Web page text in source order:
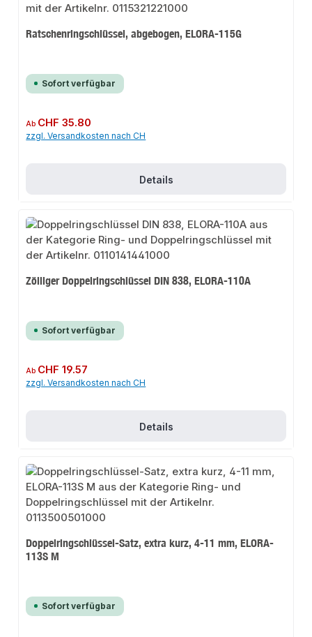
Ratschenringschlüssel, abgebogen, ELORA-115G
Sofort verfügbar
Regulärer Preis:
Ab CHF 35.80
zzgl. Versandkosten nach CH
Details
Zölliger Doppelringschlüssel DIN 838, ELORA-110A
Sofort verfügbar
Regulärer Preis:
Ab CHF 19.57
zzgl. Versandkosten nach CH
Details
Doppelringschlüssel-Satz, extra kurz, 4-11 mm, ELORA-
113S M
Sofort verfügbar